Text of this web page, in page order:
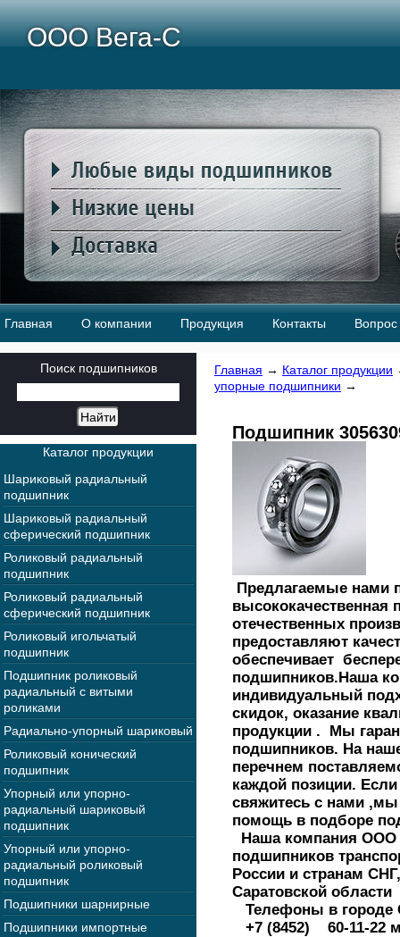
ООО Вега-С
Главная О компании Продукция Контакты Вопрос
Главная → Каталог продукции
упорные подшипники →
Подшипник
Предлагаемые нами
высококачественная
отечественных
предоставляют
обеспечивает
подшипников.Наша
индивидуальный
скидок, оказание
продукции . Мы
подшипников. На
перечнем
каждой позиции.
свяжитесь с нами
помощь в подборе
Наша компания ООО
подшипников
России и странам
Саратовской области
Телефоны в городе
+7 (8452) 60-11-22
Поиск подшипников
Каталог продукции
Шариковый радиальный
подшипник
Шариковый радиальный
сферический подшипник
Роликовый радиальный
подшипник
Роликовый радиальный
сферический подшипник
Роликовый игольчатый
подшипник
Подшипник роликовый
радиальный с витыми
роликами
Радиально-упорный шариковый
Роликовый конический
подшипник
Упорный или упорно-
радиальный шариковый
подшипник
Упорный или упорно-
радиальный роликовый
подшипник
Подшипники шарнирные
Подшипники импортные